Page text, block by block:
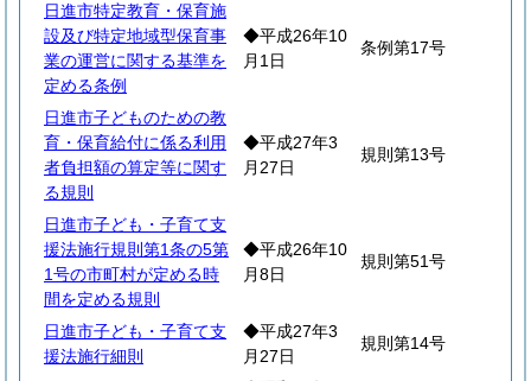
日進市特定教育・保育施
設及び特定地域型保育事
業の運営に関する基準を
定める条例
◆平成26年10
月1日
条例第17号
日進市子どものための教
育・保育給付に係る利用
者負担額の算定等に関す
る規則
◆平成27年3
月27日
規則第13号
日進市子ども・子育て支
援法施行規則第1条の5第
1号の市町村が定める時
間を定める規則
◆平成26年10
月8日
規則第51号
日進市子ども・子育て支
援法施行細則
◆平成27年3
月27日
規則第14号